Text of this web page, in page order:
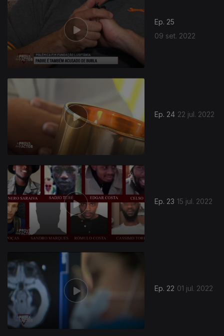
Ep. 25
09 set. 2022
Ep. 24 22 jul. 2022
Ep. 23 15 jul. 2022
Ep. 22 01 jul. 2022